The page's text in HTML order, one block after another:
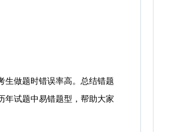
做题时错误率高。总结错题
年试题中易错题型，帮助大家